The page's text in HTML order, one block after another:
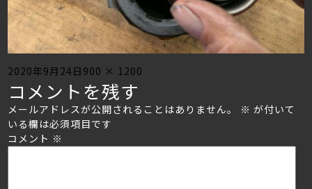
Posted
on
2020年9月24日 Full
size
900 × 1200
コメントを残す
メールアドレスが公開されることはありません。 ※ が付いて
いる欄は必須項目です
コメント ※